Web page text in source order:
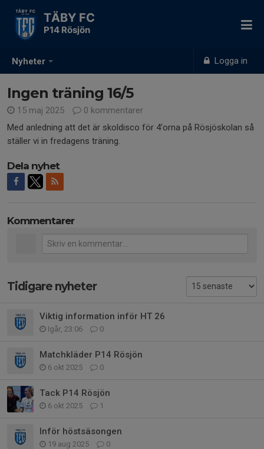
Nyheter Logga in
TÄBY FC
P14 Rösjön
Ingen träning 16/5
15 maj 2025
0 kommentarer
Med anledning att det är skoldisco för 4’orna på Rösjöskolan så
ställer vi in fredagens träning.
Dela nyhet
Kommentarer
Tidigare nyheter
Viktig information inför HT 26
Igår, 23:06 0
Matchkläder P14 Rösjön
6 okt 2025 0
Tack P14 Rösjön
6 okt 2025 1
Inför höstsäsongen
19 aug 2025 0